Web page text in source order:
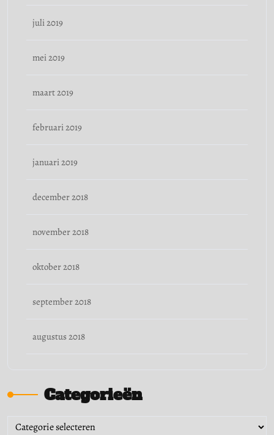
juli 2019
mei 2019
maart 2019
februari 2019
januari 2019
december 2018
november 2018
oktober 2018
september 2018
augustus 2018
Categorieën
Categorieën